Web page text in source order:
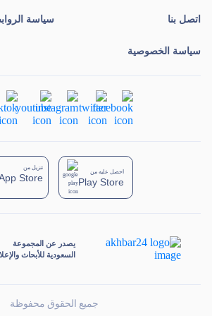
يصدر عن المجموعة
السعودية للأبحاث
جميع الحقوق محفوظة
اتصل بنا سياسة
سياسة الخصوصية
تنزيل من
Store
احصل عليه من
Play Store